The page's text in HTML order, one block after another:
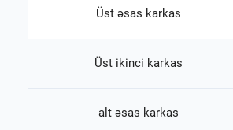
Üst əsas karkas
Üst ikinci karkas
alt əsas karkas